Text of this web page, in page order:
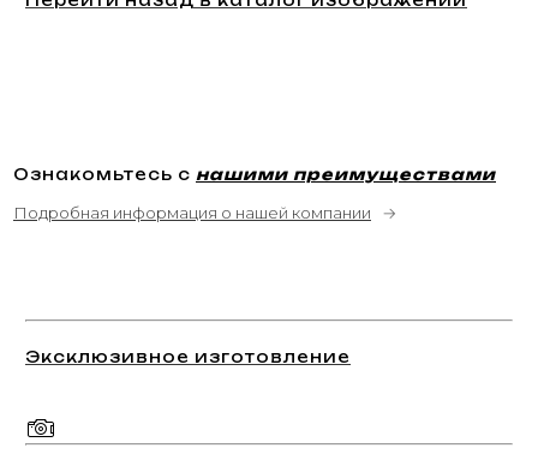
Ознакомьтесь с нашими преимуществами
Подробная информация о нашей компании →
Эксклюзивное изготовление